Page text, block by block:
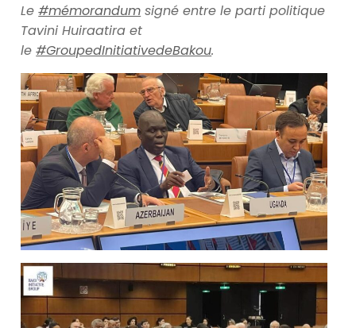
Le#mémorandum signé entre le parti politique
Tavini Huiraatira et
le#GroupedInitiativedeBakou.